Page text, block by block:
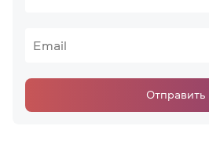
Отправить